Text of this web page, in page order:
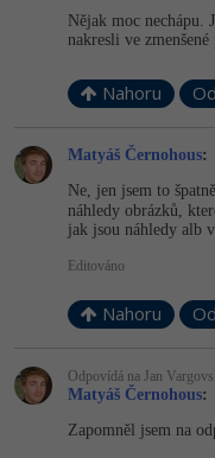
Návrh SW
Pro děti
Více
Testování
Kurzy
Nějak moc nechápu.
nakresli ve zmenšené
Nahoru
Matyáš Černohous:
Ne, jen jsem to
náhledy obrázků,
jak jsou náhledy alb
Editováno
Nahoru
Odpovídá na Jan
Matyáš Černohous:
Zapomněl jsem na